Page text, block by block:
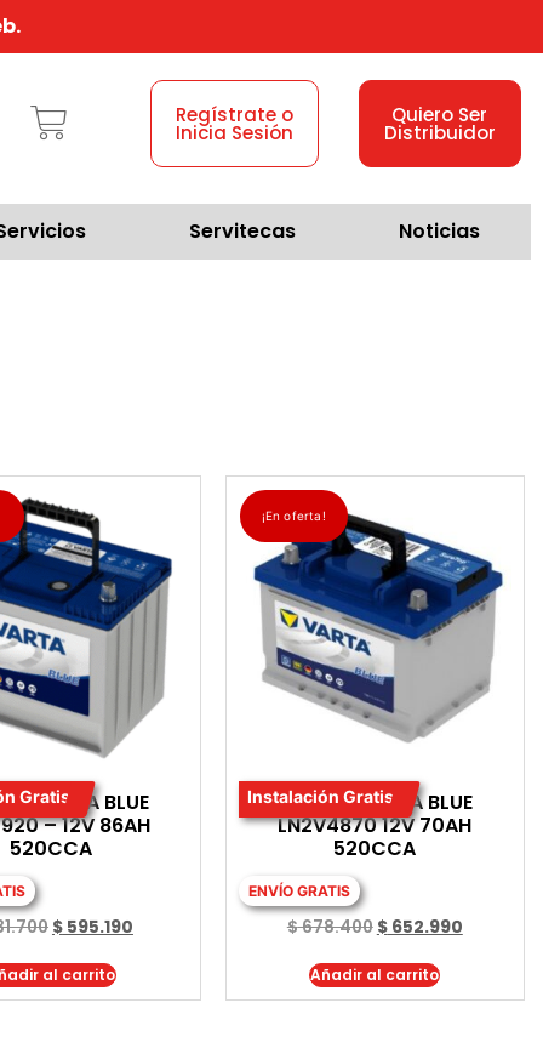
Regístrate o
Inicia Sesión
Quiero Ser
Distribuidor
Servitecas Noticias
Gratis
VARTA BLUE
– 12V 86AH
520CCA
$595.190
al carrito
¡En oferta!
Instalación Gratis
BATERIA VARTA BLUE
LN2V4870 12V 70AH
520CCA
ENVÍO GRATIS
$678.400 $652.990
Añadir al carrito